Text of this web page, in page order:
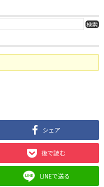
シェア
後で読む
LINEで送る